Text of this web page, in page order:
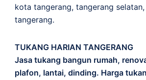
kota tangerang, tangerang
tangerang.
TUKANG HARIAN TANGERANG
Jasa tukang bangun rumah,
plafon, lantai, dinding. Harga